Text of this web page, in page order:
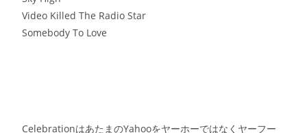
Video Killed The Radio Star
Somebody To Love
CelebrationはあたまのYahooをヤーホーではなくヤーフー